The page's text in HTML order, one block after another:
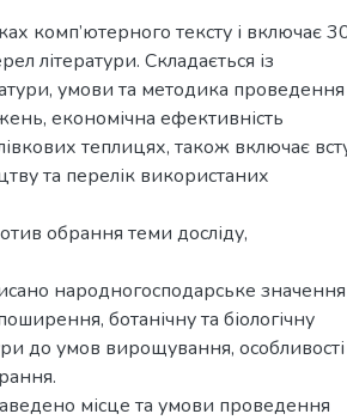
комп’ютерного тексту і включає
літератури. Складається із
умови та методика проведення
економічна ефективність
теплицях, також включає
та перелік використаних
обрання теми досліду,
народногосподарське значення
ботанічну та біологічну
до умов вирощування, особливості
місце та умови проведення